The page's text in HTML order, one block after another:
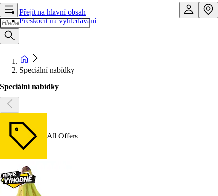
Přejít na hlavní obsah
Přeskočit na vyhledávání
Speciální nabídky
Speciální nabídky
All Offers